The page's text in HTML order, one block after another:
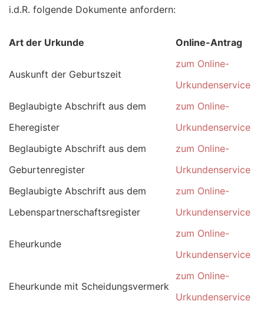
i.d.R. folgende Dokumente anfordern:
Art der Urkunde Online-Antrag
Auskunft der Geburtszeit
zum Online-
Urkundenservice
Beglaubigte Abschrift aus dem
Eheregister
zum Online-
Urkundenservice
Beglaubigte Abschrift aus dem
Geburtenregister
zum Online-
Urkundenservice
Beglaubigte Abschrift aus dem
Lebenspartnerschaftsregister
zum Online-
Urkundenservice
Eheurkunde
zum Online-
Urkundenservice
Eheurkunde mit Scheidungsvermerk
zum Online-
Urkundenservice